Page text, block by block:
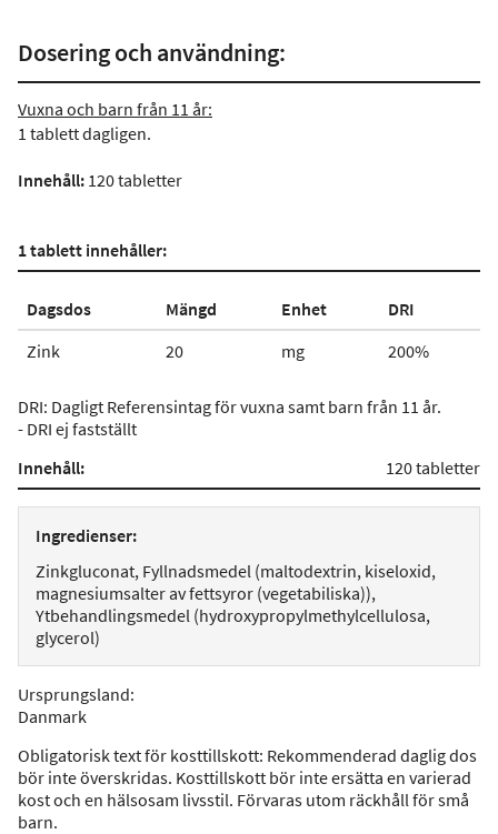
Dosering och användning:
Vuxna och barn från 11 år:
1 tablett dagligen.
Innehåll: 120 tabletter
1 tablett innehåller:
Dagsdos Mängd Enhet
DRI
Zink
20 mg 200%
DRI: Dagligt Referensintag för vuxna samt barn från 11 år.
- DRI ej fastställt
Innehåll:
120 tabletter
Ingredienser:
Zinkgluconat, Fyllnadsmedel (maltodextrin, kiseloxid,
magnesiumsalter av fettsyror (vegetabiliska)),
Ytbehandlingsmedel (hydroxypropylmethylcellulosa,
glycerol)
Ursprungsland:
Danmark
Obligatorisk text för kosttillskott: Rekommenderad daglig dos
bör inte överskridas. Kosttillskott bör inte ersätta en varierad
kost och en hälsosam livsstil. Förvaras utom räckhåll för små
barn.